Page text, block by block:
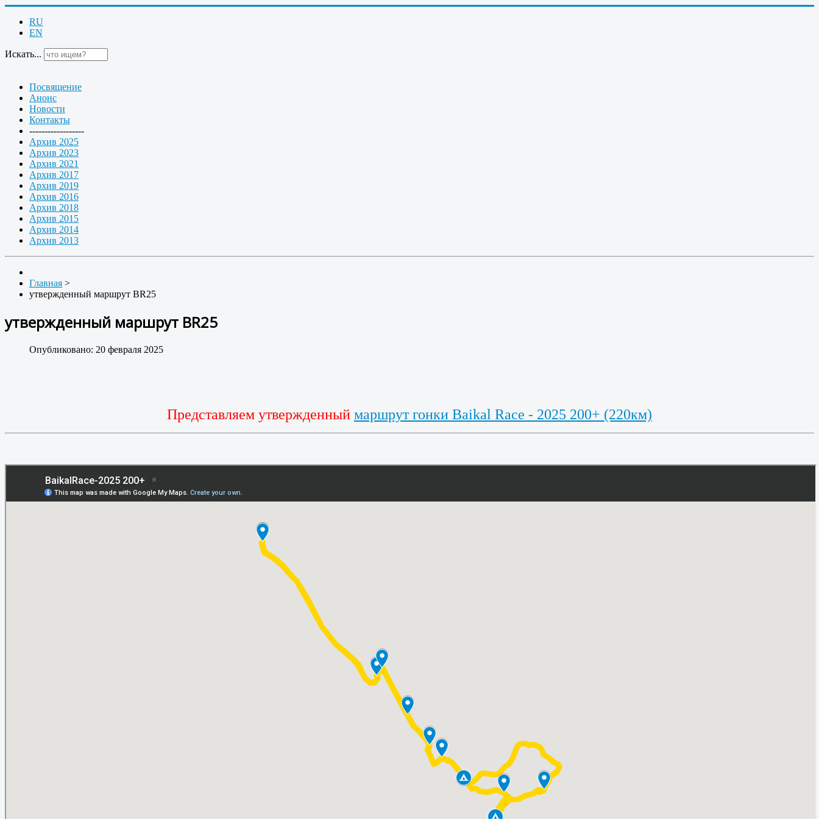
RU
EN
Искать...
Посвящение
Анонс
Новости
Контакты
------------------
Архив 2025
Архив 2023
Архив 2021
Архив 2017
Архив 2019
Архив 2016
Архив 2018
Архив 2015
Архив 2014
Архив 2013
Главная >
утвержденный маршрут BR25
утвержденный маршрут BR25
Опубликовано: 20 февраля 2025
Представляем утвержденный маршрут гонки Baikal Race - 2025 200+ (220км)